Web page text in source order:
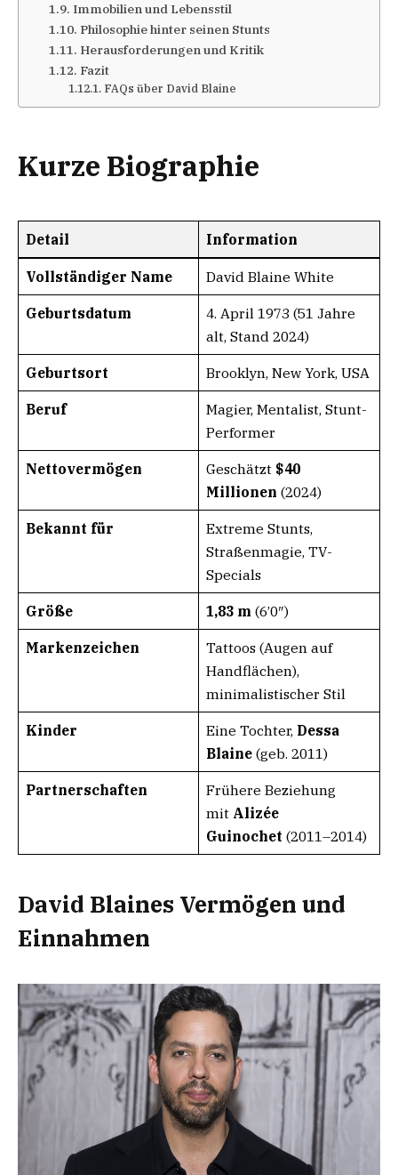
Immobilien und Lebensstil
Philosophie hinter seinen Stunts
Herausforderungen und Kritik
Fazit
FAQs über David Blaine
Kurze Biographie
Detail Information
Vollständiger Name David Blaine White
Geburtsdatum
4. April 1973 (51 Jahre
alt, Stand 2024)
Geburtsort Brooklyn, New York, USA
Beruf
Magier, Mentalist, Stunt-
Performer
Nettovermögen Geschätzt $40
Millionen (2024)
Bekannt für
Extreme Stunts,
Straßenmagie, TV-
Specials
Größe 1,83 m (6’0″)
Markenzeichen
Tattoos (Augen auf
Handflächen),
minimalistischer Stil
Kinder Eine Tochter, Dessa
Blaine(geb. 2011)
Partnerschaften
Frühere Beziehung
mit Alizée
Guinochet (2011–2014)
David Blaines Vermögen und
Einnahmen